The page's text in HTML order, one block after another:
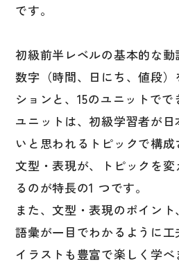
韓国語辞典
中国語辞典
ドイツ語辞典
ポルトガル語辞典
ロシア語辞典
各国語辞典
国語辞典
漢字・漢和辞典
語学・文法辞典
表現・用字用語辞典
です。
初級前半レベルの基本的な
数字（時間、日にち、値段）
ションと、15のユニットでで
ユニットは、初級学習者が
いと思われるトピックで構成
文型・表現が、トピックを変
るのが特長の1 つです。
また、文型・表現のポイン
語彙が一目でわかるように工
イラストも豊富で楽しく学べ